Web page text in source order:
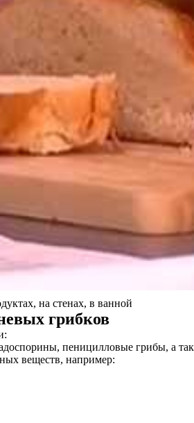
на стенах, в ванной
грибков
пеницилловые грибы, а
веществ, например: